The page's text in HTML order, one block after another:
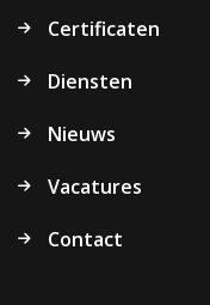
Certificaten
Diensten
Nieuws
Vacatures
Contact